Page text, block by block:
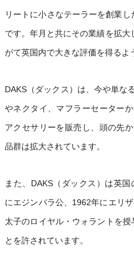
リートに小さなテーラーを創業
です。年月と共にその業績を拡
がて英国内で大きな評価を得るよ
DAKS（ダックス）は、今や単な
やネクタイ、マフラーセーター
アクセサリーを販売し、頭の先
品群は拡大されています。
また、DAKS（ダックス）は英
にエジンバラ公、1962年にエリ
太子のロイヤル・ウォラントを
とを許されています。